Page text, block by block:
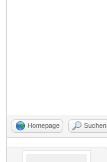
Homepage Suchen